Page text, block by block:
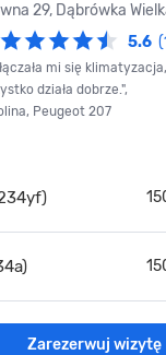
29, Dąbrówka
5.6
mi się
działa dobrze.",
Peugeot 207
Zarezerwuj wizytę